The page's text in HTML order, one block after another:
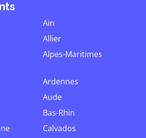
Ain
Allier
Alpes-Maritimes
Ardennes
Aude
Bas-Rhin
Calvados